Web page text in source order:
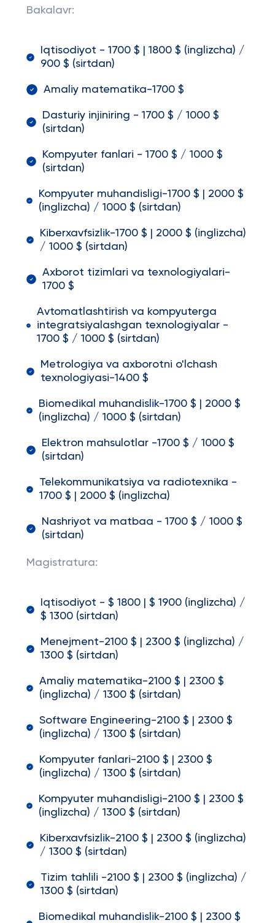
Bakalavr:
Iqtisodiyot - 1700 $ | 1800 $ (inglizcha) /
900 $ (sirtdan)
Amaliy matematika-1700 $
Dasturiy injiniring - 1700 $ / 1000 $
(sirtdan)
Kompyuter fanlari - 1700 $ / 1000 $
(sirtdan)
Kompyuter muhandisligi-1700 $ | 2000 $
(inglizcha) / 1000 $ (sirtdan)
Kiberxavfsizlik-1700 $ | 2000 $ (inglizcha)
/ 1000 $ (sirtdan)
Axborot tizimlari va texnologiyalari-
1700 $
Avtomatlashtirish va kompyuterga
integratsiyalashgan texnologiyalar -
1700 $ / 1000 $ (sirtdan)
Metrologiya va axborotni o'lchash
texnologiyasi-1400 $
Biomedikal muhandislik-1700 $ | 2000 $
(inglizcha) / 1000 $ (sirtdan)
Elektron mahsulotlar -1700 $ / 1000 $
(sirtdan)
Telekommunikatsiya va radiotexnika -
1700 $ | 2000 $ (inglizcha)
Nashriyot va matbaa - 1700 $ / 1000 $
(sirtdan)
Magistratura:
Iqtisodiyot - $ 1800 | $ 1900 (inglizcha) /
$ 1300 (sirtdan)
Menejment-2100 $ | 2300 $ (inglizcha) /
1300 $ (sirtdan)
Amaliy matematika-2100 $ | 2300 $
(inglizcha) / 1300 $ (sirtdan)
Software Engineering-2100 $ | 2300 $
(inglizcha) / 1300 $ (sirtdan)
Kompyuter fanlari-2100 $ | 2300 $
(inglizcha) / 1300 $ (sirtdan)
Kompyuter muhandisligi-2100 $ | 2300 $
(inglizcha) / 1300 $ (sirtdan)
Kiberxavfsizlik-2100 $ | 2300 $ (inglizcha)
/ 1300 $ (sirtdan)
Tizim tahlili -2100 $ | 2300 $ (inglizcha) /
1300 $ (sirtdan)
Biomedikal muhandislik-2100 $ | 2300 $